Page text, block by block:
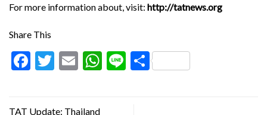
For more information about, visit: http://tatnews.org
Share This
Facebook
Twitter
EmailWhatsApp
LineShare
TAT Update: Thailand